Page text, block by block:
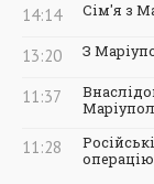
14:14 Сім'я з
13:20 З
11:37
11:28